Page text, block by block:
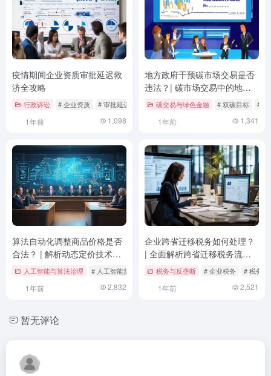
疫情期间企业资质审批延迟救
济全攻略
行政诉讼 # 企业资质 # 审批延迟救济 # 法律维权
1年前 1,098
地方政府干预碳市场交易是否
违法？| 碳市场交易中的地方
政府角色与法律边界
碳交易与绿色金融 # 双碳目标 # 反
1年前 1,341
算法自动化调整商品价格是否
合法？ | 解析动态定价技术的
法律边界与合规路径
人工智能与算法治理 # 人工智能监管 # 价格合规 # 反垄断法
1年前 2,832
企业跨省迁移税务如何处理？
| 全面解析跨省迁移税务流程
与注意事项
税务与反垄断 # 企业税务 # 税务处
1年前 2,521
暂无评论